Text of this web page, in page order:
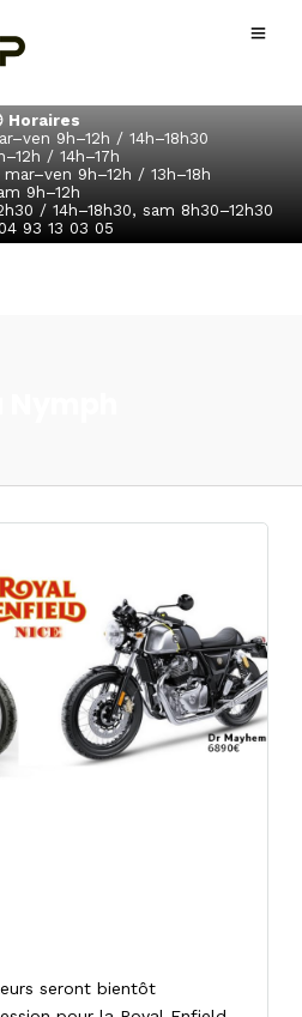
Horaires
9h–12h / 14h–18h30
/ 14h–17h
mar–ven 9h–12h / 13h–18h
9h–12h
/ 14h–18h30, sam 8h30–12h30
93 13 03 05
seront bientôt